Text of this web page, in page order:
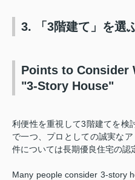
3. 「3階建て」を選
Points to Consider
"3-Story House"
利便性を重視して3階建てを検
で一つ、プロとしての誠実な
件については長期優良住宅の認
Many people consider 3-story